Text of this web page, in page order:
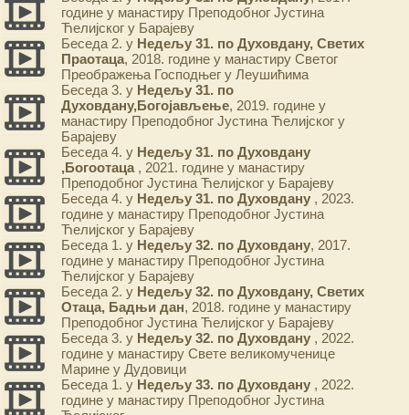
године у манастиру Преподобног Јустина
Ћелијског у Барајеву
Беседа 2. у Недељу 31. по Духовдану, Светих
Праотаца, 2018. године у манастиру Светог
Преображења Господњег у Леушићима
Беседа 3. у Недељу 31. по
Духовдану,Богојављење, 2019. године у
манастиру Преподобног Јустина Ћелијског у
Барајеву
Беседа 4. у Недељу 31. по Духовдану
,Богоотаца , 2021. године у манастиру
Преподобног Јустина Ћелијског у Барајеву
Беседа 4. у Недељу 31. по Духовдану , 2023.
године у манастиру Преподобног Јустина
Ћелијског у Барајеву
Беседа 1. у Недељу 32. по Духовдану, 2017.
године у манастиру Преподобног Јустина
Ћелијског у Барајеву
Беседа 2. у Недељу 32. по Духовдану, Светих
Отаца, Бадњи дан, 2018. године у манастиру
Преподобног Јустина Ћелијског у Барајеву
Беседа 3. у Недељу 32. по Духовдану , 2022.
године у манастиру Свете великомученице
Марине у Дудовици
Беседа 1. у Недељу 33. по Духовдану , 2022.
године у манастиру Преподобног Јустина